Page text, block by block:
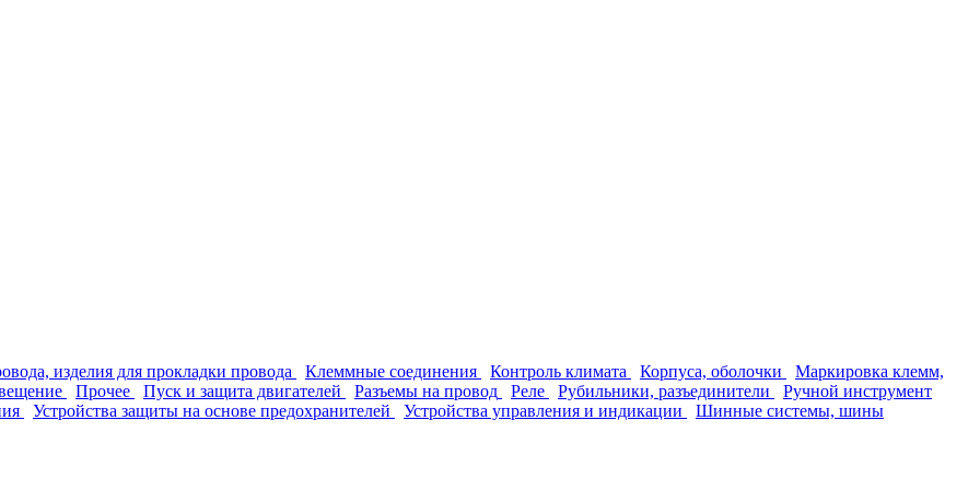
изделия для прокладки провода Клеммные соединения Контроль климата Корпуса, оболочки
Маркировка клемм,
Прочее Пуск и защита двигателей Разъемы на провод Реле Рубильники, разъединители
Ручной инструмент
Устройства защиты на основе предохранителей Устройства управления и индикации
Шинные системы, шины